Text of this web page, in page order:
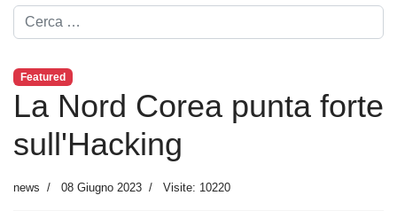
Cerca nel blog...
Featured
La Nord Corea punta forte
sull'Hacking
news 08 Giugno 2023 Visite: 10220